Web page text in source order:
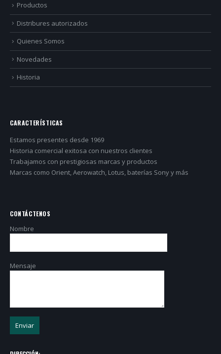
Productos
Distribures autorizados
Quienes Somos
Novedades
Historia
CARACTERÍSTICAS
Estamos presentes desde 1969
Historia comercial exitosa con nuestros clientes
Trabajamos con prestigiosas marcas y productos
Marcas como Orient, Aerowatch, Lotus, baterías Sony y más
CONTÁCTENOS
Nombre
Mensaje